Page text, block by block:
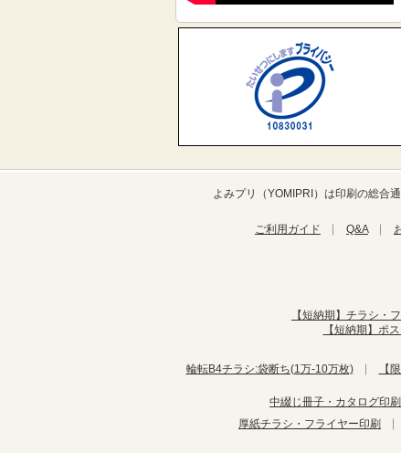
よみプリ（YOMIPRI）は印刷の総合
ご利用ガイド Q&A
【短納期】チラシ・
【短納期】ポ
輪転B4チラシ:袋断ち(1万-10万枚) 【
中綴じ冊子・カタログ印刷
厚紙チラシ・フライヤー印刷